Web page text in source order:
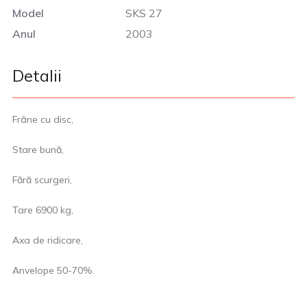
Model
SKS 27
Anul
2003
Detalii
Frâne cu disc,
Stare bună,
Fără scurgeri,
Tare 6900 kg,
Axa de ridicare,
Anvelope 50-70%.